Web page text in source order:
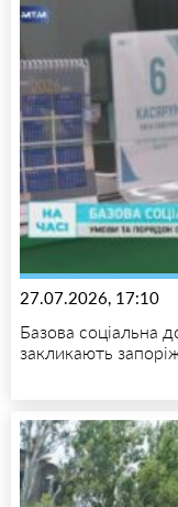
27.07.2026, 17:10
Базова соціальна
закликають